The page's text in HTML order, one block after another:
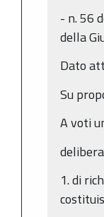
- n. 56
della
Dato
Su
A voti
1. di